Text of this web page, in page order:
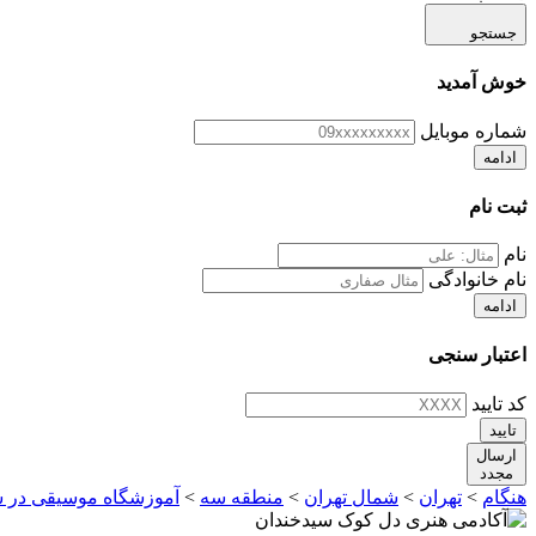
جستجو
خوش آمدید
شماره موبایل
ادامه
ثبت نام
نام
نام خانوادگی
ادامه
اعتبار سنجی
کد تایید
تایید
ارسال
مجدد
هنگام > تهران > شمال تهران > منطقه سه > آموزشگاه موسیقی در